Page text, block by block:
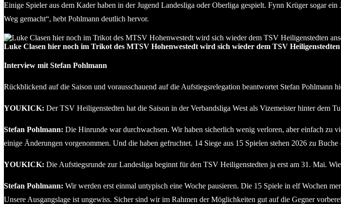
Einige Spieler aus dem Kader haben in der Jugend Landesliga oder Oberliga gespielt. Fynn Krüger sogar
Weg gemacht“, hebt Pohlmann deutlich hervor.
Luke Clasen hier noch im Trikot des MTSV Hohenwestedt wird sich wieder dem TSV Heiligenstedten
Interview mit Stefan Pohlmann
Rückblickend auf die Saison und vorausschauend auf die Aufstiegsrelegation beantwortet Stefan
YOUKICK: Der TSV Heiligenstedten hat die Saison in der Verbandsliga West als Vizemeister hinter dem
Stefan Pohlmann: Die Hinrunde war durchwachsen. Wir haben sicherlich wenig verloren, aber einfach zu
einige Änderungen vorgenommen. Und die haben gefruchtet. 14 Siege aus 15 Spielen stehen 2026 zu
YOUKICK: Die Aufstiegsrunde zur Landesliga beginnt für den TSV Heiligenstedten ja erst am 31. Mai.
Stefan Pohlmann: Wir werden erst einmal untypisch eine Woche pausieren. Die 15 Spiele in elf Wochen
Unsere Ausgangslage ist ungewiss. Sicher sind wir im Rahmen der Möglichkeiten gut auf die Gegner